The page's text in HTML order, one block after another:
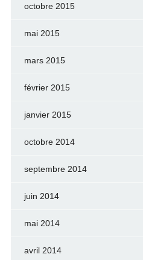
octobre 2015
mai 2015
mars 2015
février 2015
janvier 2015
octobre 2014
septembre 2014
juin 2014
mai 2014
avril 2014